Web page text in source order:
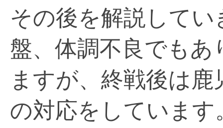
その後を解説して
盤、体調不良でも
ますが、終戦後は
の対応をしていま